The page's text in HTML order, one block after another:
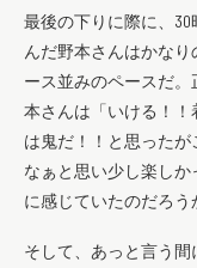
最後の下りに際に、
んだ野本さんはかな
ース並みのペースだ
本さんは「いける！！
は鬼だ！！と思った
なぁと思い少し楽し
に感じていたのだろう
そして、あっと言う間